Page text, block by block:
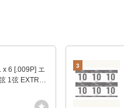
x 6 [.009P] エ
1弦 EXTRA
3